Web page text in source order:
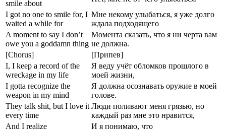
smile about
I got no one to smile for, I
waited a while for
Мне некому улыбаться, я уже долго
ждала подходящего
A moment to say I don’t
owe you a goddamn thing
Момента сказать, что я ни черта вам
не должна.
[Chorus]
[Припев]
I, I keep a record of the
wreckage in my life
Я веду учёт обломков прошлого в
моей жизни,
I gotta recognize the
weapon in my mind
Я должна осознавать оружие в моей
голове.
They talk shit, but I love it
every time
Люди поливают меня грязью, но
каждый раз мне это нравится,
And I realize
И я понимаю, что